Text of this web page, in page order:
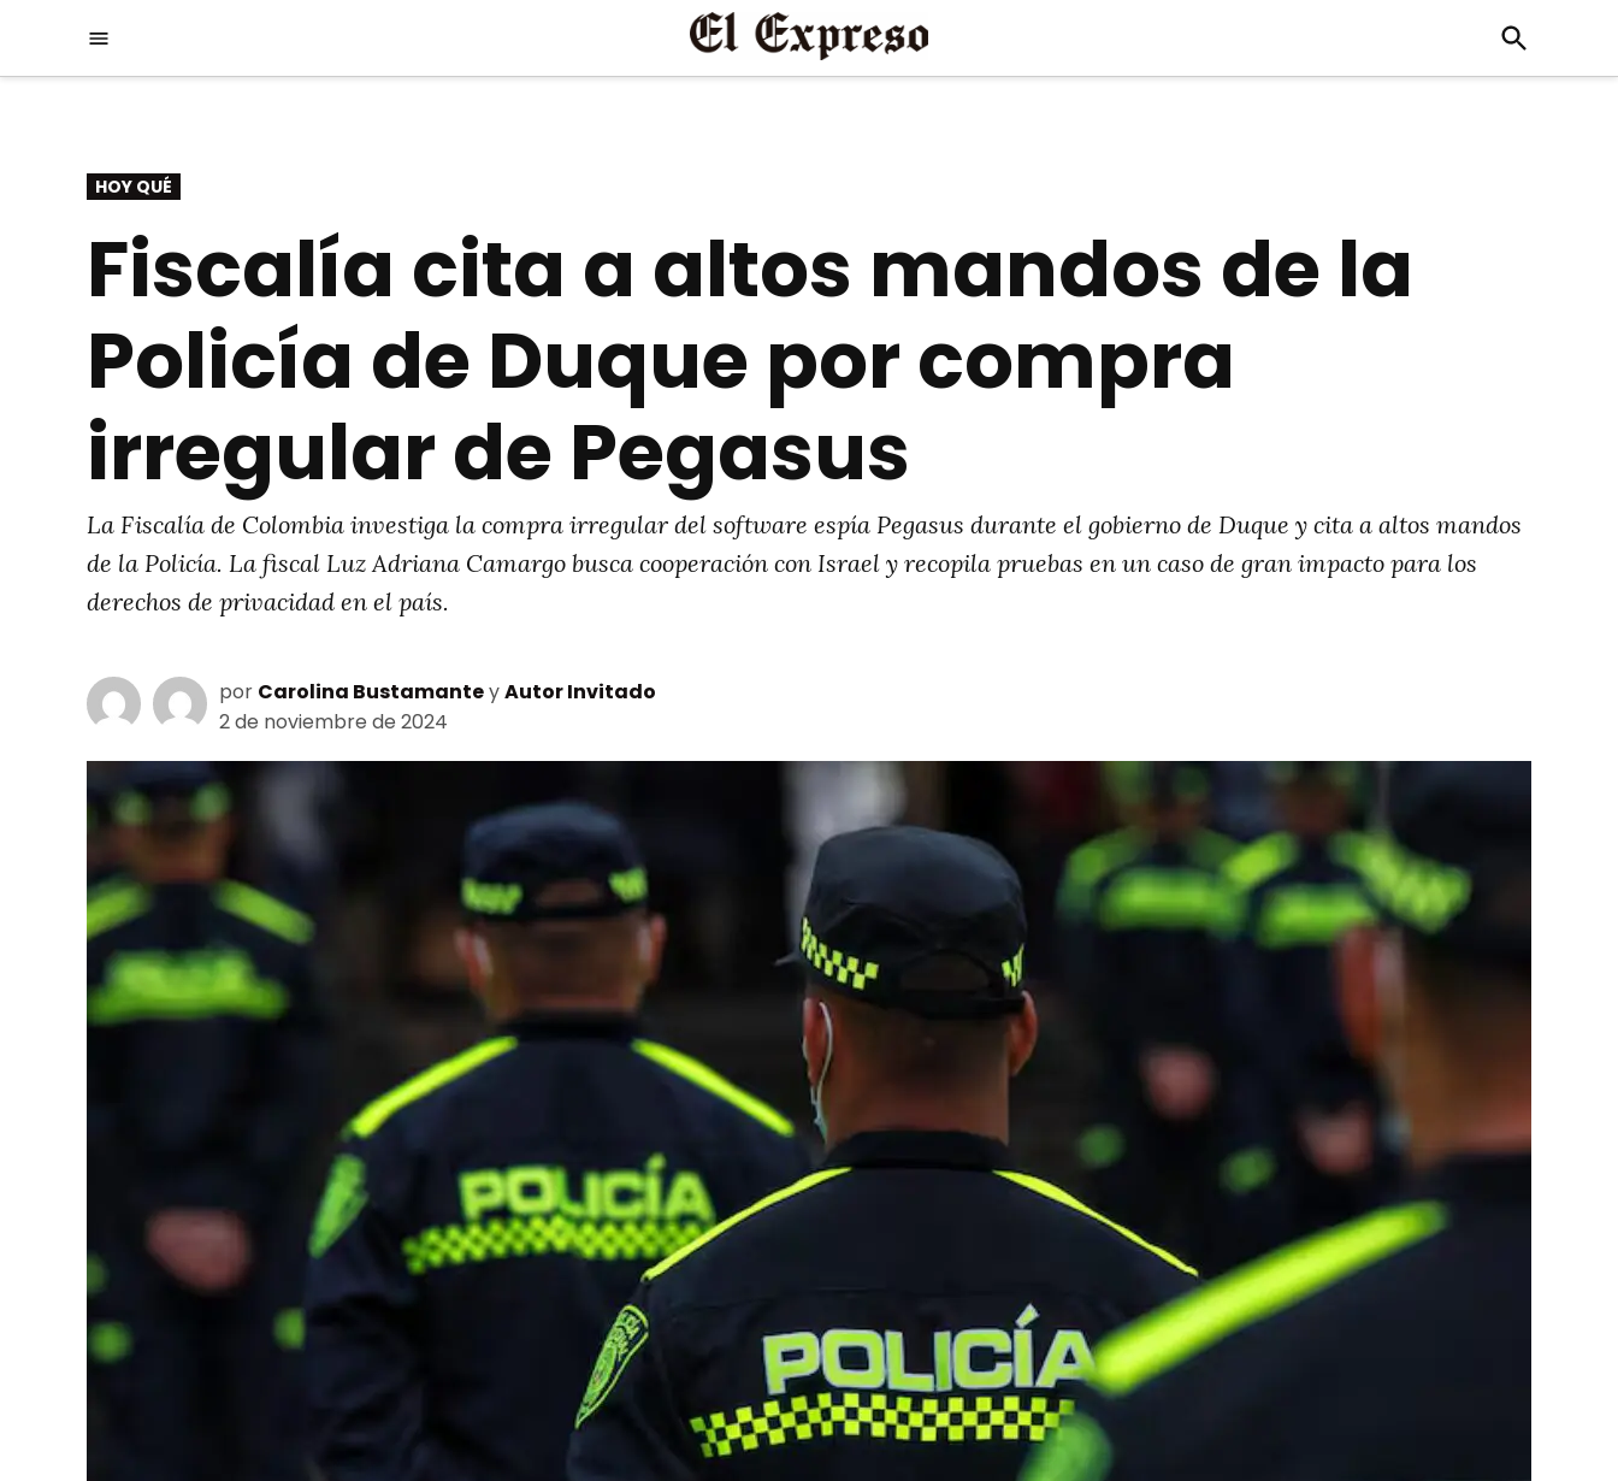
Menú
Open
Search
PUBLICADO
EN
HOY QUÉ
Fiscalía cita a altos mandos de la
Policía de Duque por compra
irregular de Pegasus
La Fiscalía de Colombia investiga la compra irregular del software espía Pegasus durante el gobierno de Duque y cita a altos mandos
de la Policía. La fiscal Luz Adriana Camargo busca cooperación con Israel y recopila pruebas en un caso de gran impacto para los
derechos de privacidad en el país.
por Carolina BustamanteyAutor Invitado
2 de noviembre de 2024